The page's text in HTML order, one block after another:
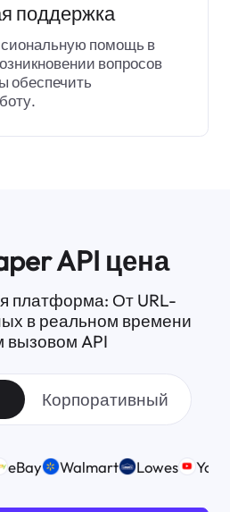
поддержка
помощь в
вопросов
обеспечить
API цена
платформа: От URL-
в реальном времени
вызовом API
Корпоративный
eBay Walmart Lowes